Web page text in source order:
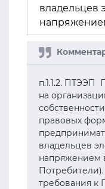
владельцев
п.1.1.2. ПТЭЭП
на
правовых
владельцев
напряжением
требования к